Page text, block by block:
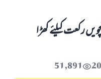
رکعت کیلئے کھڑا
51,891